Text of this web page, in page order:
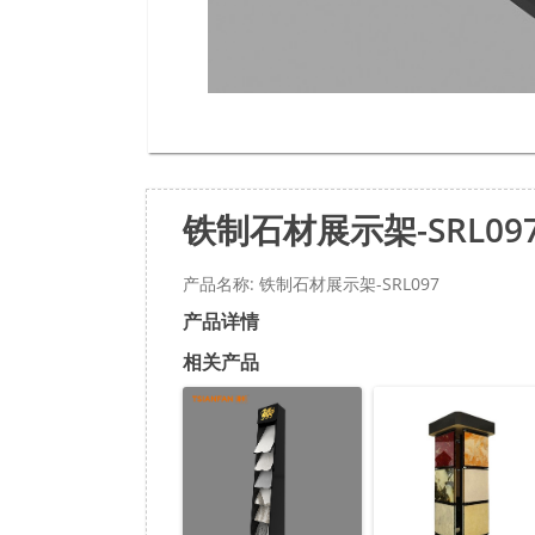
铁制石材展示架-
产品名称: 铁制石材展示架-SRL097
产品详情
相关产品